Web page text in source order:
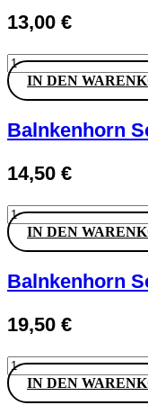
13,00 €
Markus
Molitor
Blauschiefer
Menge
IN DEN
Balnkenhorn
14,50 €
Balnkenhorn
Schliengen
Chasselas
IN DEN
Balnkenhorn
19,50 €
Balnkenhorn
Schliengen
Chardonnay
IN DEN